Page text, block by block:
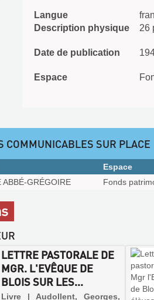
Langue
Description physique
26
Date de publication
Espace
COMMUNICABLES SUR PLACE
Espace
ABBÉ-GRÉGOIRE
Fonds
LETTRE PASTORALE DE
MGR. L'EVÊQUE DE
BLOIS SUR LES...
Livre | Audollent, Georges,